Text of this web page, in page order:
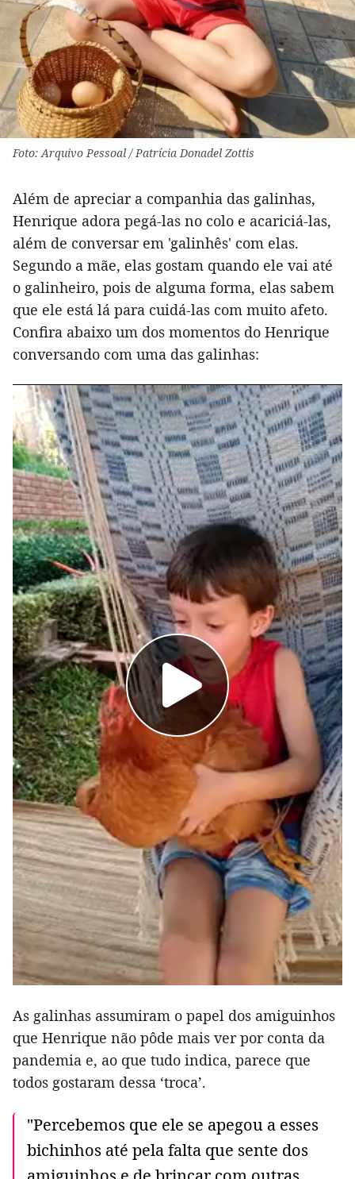
Foto: Arquivo Pessoal / Patrícia Donadel Zottis
Além de apreciar a companhia das galinhas,
Henrique adora pegá-las no colo e acariciá-las,
além de conversar em 'galinhês' com elas.
Segundo a mãe, elas gostam quando ele vai até
o galinheiro, pois de alguma forma, elas sabem
que ele está lá para cuidá-las com muito afeto.
Confira abaixo um dos momentos do Henrique
conversando com uma das galinhas:
As galinhas assumiram o papel dos amiguinhos
que Henrique não pôde mais ver por conta da
pandemia e, ao que tudo indica, parece que
todos gostaram dessa ‘troca’.
"Percebemos que ele se apegou a esses
bichinhos até pela falta que sente dos